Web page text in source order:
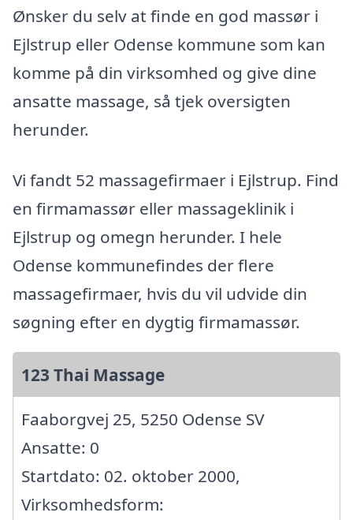
Ønsker du selv at finde en god massør i
Ejlstrup eller Odense kommune som kan
komme på din virksomhed og give dine
ansatte massage, så tjek oversigten
herunder.
Vi fandt 52 massagefirmaer i Ejlstrup. Find
en firmamassør eller massageklinik i
Ejlstrup og omegn herunder. I hele
Odense kommunefindes der flere
massagefirmaer, hvis du vil udvide din
søgning efter en dygtig firmamassør.
123 Thai Massage
Faaborgvej 25, 5250 Odense SV
Ansatte: 0
Startdato: 02. oktober 2000,
Virksomhedsform: